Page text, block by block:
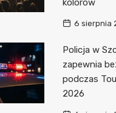
kolorów
6 sierpnia
Policja w
zapewnia
podczas
2026